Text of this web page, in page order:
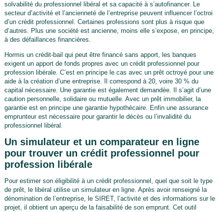
solvabilité du professionnel libéral et sa capacité à s’autofinancer. Le
secteur d’activité et l’ancienneté de l’entreprise peuvent influencer l’octroi
d’un crédit professionnel. Certaines professions sont plus à risque que
d’autres. Plus une société est ancienne, moins elle s’expose, en principe,
à des défaillances financières.
Hormis un crédit-bail qui peut être financé sans apport, les banques
exigent un apport de fonds propres avec un crédit professionnel pour
profession libérale. C’est en principe le cas avec un prêt octroyé pour une
aide à la création d’une entreprise. Il correspond à 20, voire 30 % du
capital nécessaire. Une garantie est également demandée. Il s’agit d’une
caution personnelle, solidaire ou mutuelle. Avec un prêt immobilier, la
garantie est en principe une garantie hypothécaire. Enfin une assurance
emprunteur est nécessaire pour garantir le décès ou l’invalidité du
professionnel libéral.
Un simulateur et un comparateur en ligne
pour trouver un crédit professionnel pour
profession libérale
Pour estimer son éligibilité à un crédit professionnel, quel que soit le type
de prêt, le libéral utilise un simulateur en ligne. Après avoir renseigné la
dénomination de l’entreprise, le SIRET, l’activité et des informations sur le
projet, il obtient un aperçu de la faisabilité de son emprunt. Cet outil